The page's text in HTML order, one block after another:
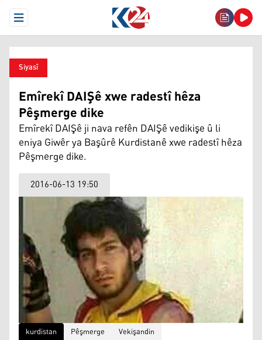
Open Menu
Siyasî
Emîrekî DAIŞê xwe radestî hêza
Pêşmerge dike
Emîrekî DAIŞê ji nava refên DAIŞê vedikişe û li
eniya Giwêr ya Başûrê Kurdistanê xwe radestî hêza
Pêşmerge dike.
2016-06-13 19:50
kurdistan Pêşmerge Vekişandin